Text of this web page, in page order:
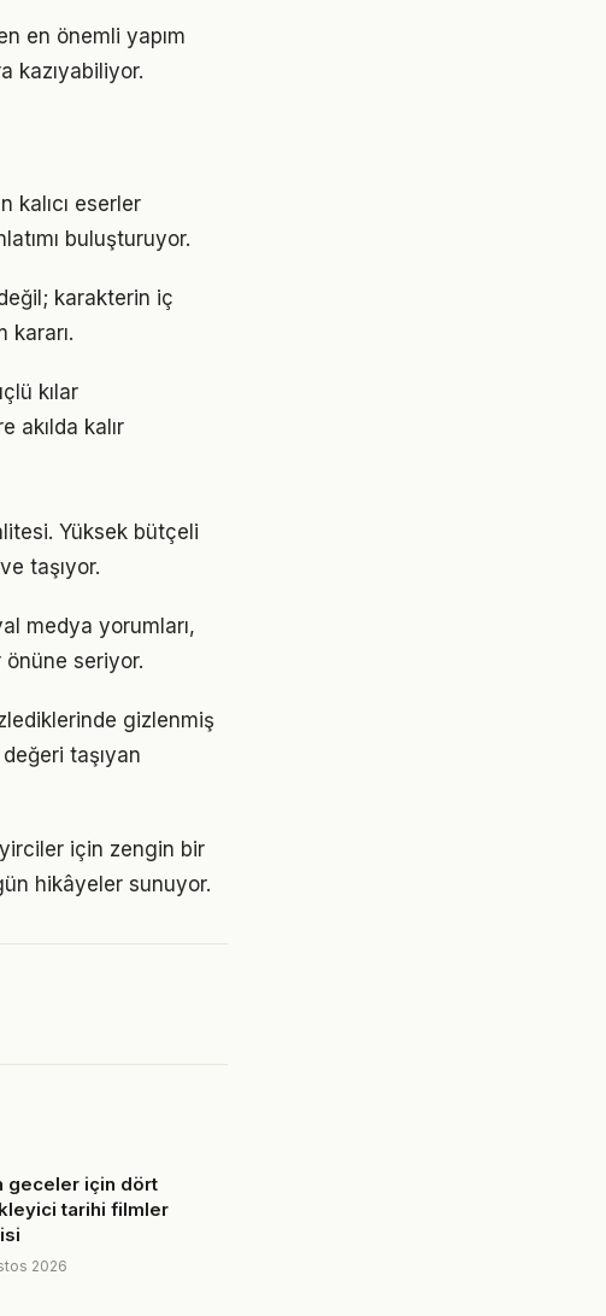
en önemli yapım
kazıyabiliyor.
kalıcı eserler
buluşturuyor.
karakterin iç
kararı.
kılar
akılda kalır
Yüksek bütçeli
taşıyor.
medya yorumları,
seriyor.
gizlenmiş
taşıyan
için zengin bir
hikâyeler sunuyor.
geceler için dört
tarihi filmler
2026